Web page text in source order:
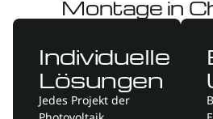
Montage in
Individuelle
Lösungen
Jedes Projekt der